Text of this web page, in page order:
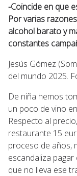
-Coincide en que
Por varias
alcohol barato y
constantes
Jesús Gómez
del mundo 2025.
De niña hemos
un poco de vino
Respecto al
restaurante 15
proceso de años,
escandaliza
que no lleva ese